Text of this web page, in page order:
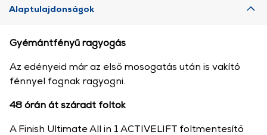
Alaptulajdonságok
Gyémántfényű ragyogás
Az edényeid már az első mosogatás után is vakító
fénnyel fognak ragyogni.
48 órán át száradt foltok
A Finish Ultimate All in 1 ACTIVELIFT foltmentesítő